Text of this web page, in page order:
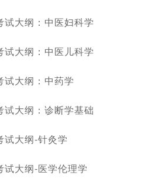
大纲：中医妇科学
大纲：中医儿科学
大纲：中药学
大纲：诊断学基础
大纲-针灸学
大纲-医学伦理学